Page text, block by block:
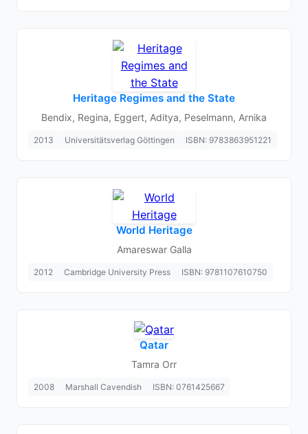
Heritage Regimes and the State
Bendix, Regina, Eggert, Aditya, Peselmann, Arnika
2013 Universitätsverlag Göttingen ISBN: 9783863951221
World Heritage
Amareswar Galla
2012 Cambridge University Press ISBN: 9781107610750
Qatar
Tamra Orr
2008 Marshall Cavendish ISBN: 0761425667